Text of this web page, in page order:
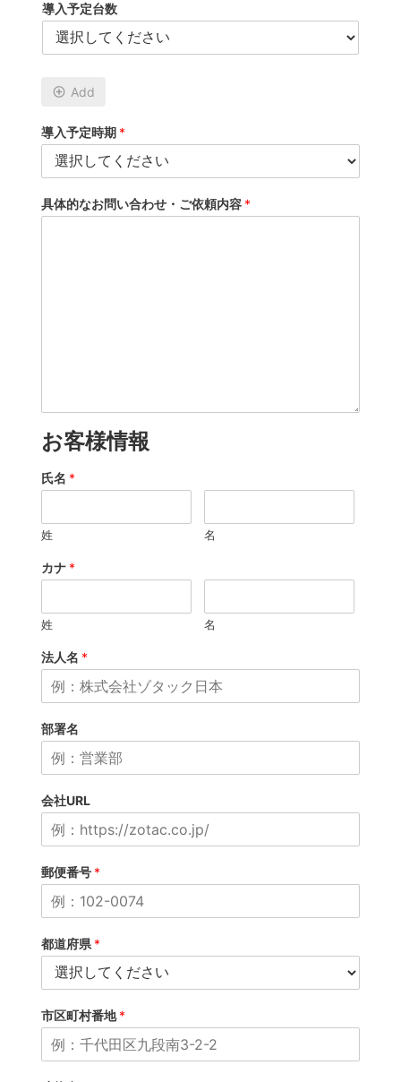
導入予定台数
Add
導入予定時期 *
具体的なお問い合わせ・ご依頼内容 *
お客様情報
氏名 *
名
姓
カナ *
名
姓
法人名 *
部署名
会社URL
郵便番号 *
都道府県 *
市区町村番地*